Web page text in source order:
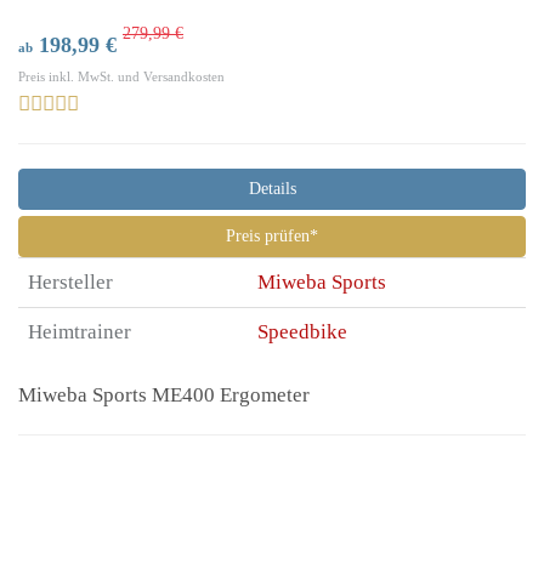
ab 198,99 € 279,99 €
Preis inkl. MwSt. und Versandkosten
Details
Preis prüfen*
Hersteller Miweba Sports
Heimtrainer Speedbike
Miweba Sports ME400 Ergometer